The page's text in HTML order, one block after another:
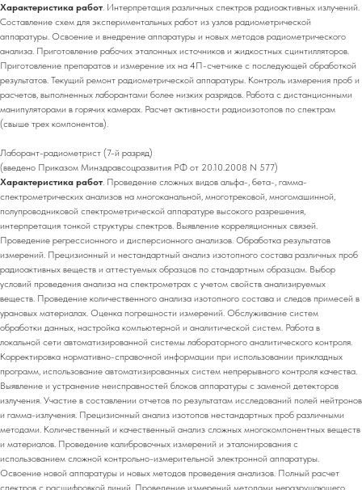
Характеристика работ. Интерпретация различных спектров радиоактивных излучений.
Составление схем для экспериментальных работ из узлов радиометрической
аппаратуры. Освоение и внедрение аппаратуры и новых методов радиометрического
анализа. Приготовление рабочих эталонных источников и жидкостных сцинтилляторов.
Приготовление препаратов и измерение их на 4П-счетчике с последующей обработкой
результатов. Текущий ремонт радиометрической аппаратуры. Контроль измерения проб и
расчетов, выполненных лаборантами более низких разрядов. Работа с дистанционными
манипуляторами в горячих камерах. Расчет активности радиоизотопов по спектрам
(свыше трех компонентов).
Лаборант-радиометрист (7-й разряд)
(введено Приказом Минздравсоцразвития РФ от 20.10.2008 N 577)
Характеристика работ. Проведение сложных видов альфа-, бета-, гамма-
спектрометрических анализов на многоканальной, многотрековой, многомашинной,
полупроводниковой спектрометрической аппаратуре высокого разрешения,
интерпретация тонкой структуры спектров. Выявление корреляционных связей.
Проведение регрессионного и дисперсионного анализов. Обработка результатов
измерений. Прецизионный и нестандартный анализ изотопного состава различных проб
радиоактивных веществ и аттестуемых образцов по стандартным образцам. Выбор
условий проведения анализа на спектрометрах с учетом свойств анализируемых
веществ. Проведение количественного анализа изотопного состава и следов примесей в
урановых материалах. Оценка погрешности измерений. Обслуживание систем
обработки данных, настройка компьютерной и аналитической систем. Работа в
локальной сети автоматизированной системы лабораторного аналитического контроля.
Корректировка нормативно-справочной информации при использовании прикладных
программ, использование автоматизированных систем непрерывного контроля качества.
Выявление и устранение неисправностей блоков аппаратуры с заменой детекторов
излучения. Участие в составлении отчетов по результатам исследований полей нейтронов
и гамма-излучения. Прецизионный анализ изотопов нестандартных проб различными
методами. Количественный и качественный анализ сложных многокомпонентных веществ
и материалов. Проведение калибровочных измерений и эталонирования с
использованием сложной контрольно-измерительной электронной аппаратуры.
Освоение новой аппаратуры и новых методов проведения анализов. Полный расчет
спектров с расшифровкой линий. Проведение измерений методами неразрушающего